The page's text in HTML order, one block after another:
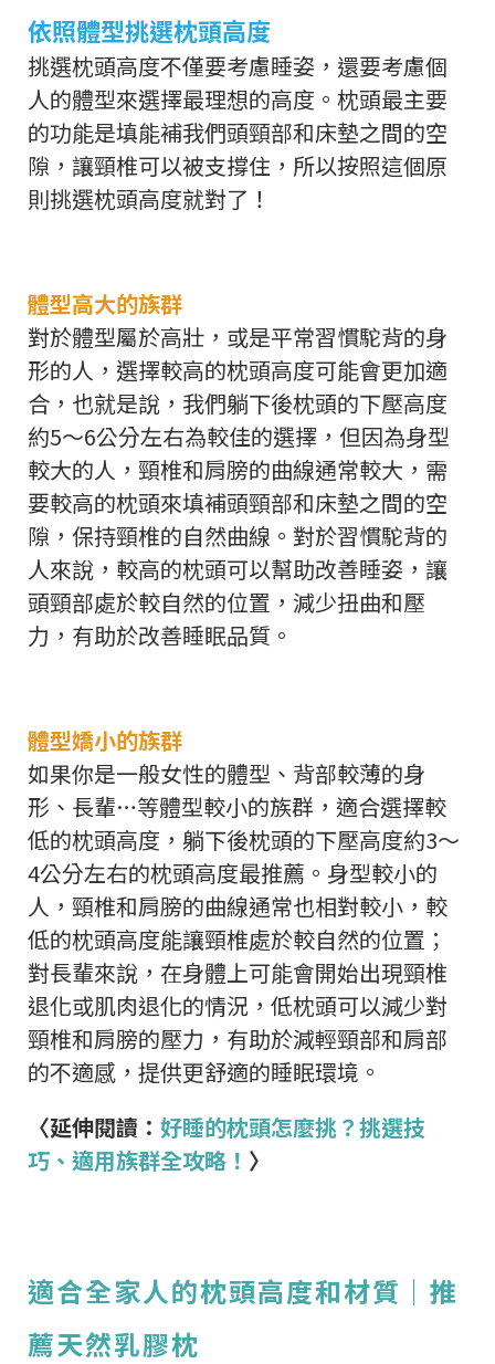
依照體型挑選枕頭高度
挑選枕頭高度不僅要考慮睡姿，還要考慮個
人的體型來選擇最理想的高度。枕頭最主要
的功能是填能補我們頭頸部和床墊之間的空
隙，讓頸椎可以被支撐住，所以按照這個原
則挑選枕頭高度就對了！
體型高大的族群
對於體型屬於高壯，或是平常習慣駝背的身
形的人，選擇較高的枕頭高度可能會更加適
合，也就是說，我們躺下後枕頭的下壓高度
約5～6公分左右為較佳的選擇，但因為身型
較大的人，頸椎和肩膀的曲線通常較大，需
要較高的枕頭來填補頭頸部和床墊之間的空
隙，保持頸椎的自然曲線。對於習慣駝背的
人來說，較高的枕頭可以幫助改善睡姿，讓
頭頸部處於較自然的位置，減少扭曲和壓
力，有助於改善睡眠品質。
體型嬌小的族群
如果你是一般女性的體型、背部較薄的身
形、長輩…等體型較小的族群，適合選擇較
低的枕頭高度，躺下後枕頭的下壓高度約3～
4公分左右的枕頭高度最推薦。身型較小的
人，頸椎和肩膀的曲線通常也相對較小，較
低的枕頭高度能讓頸椎處於較自然的位置；
對長輩來說，在身體上可能會開始出現頸椎
退化或肌肉退化的情況，低枕頭可以減少對
頸椎和肩膀的壓力，有助於減輕頸部和肩部
的不適感，提供更舒適的睡眠環境。
〈延伸閱讀： 好睡的枕頭怎麼挑？挑選技
巧、適用族群全攻略！ 〉
適合全家人的枕頭高度和材質｜推
薦天然乳膠枕